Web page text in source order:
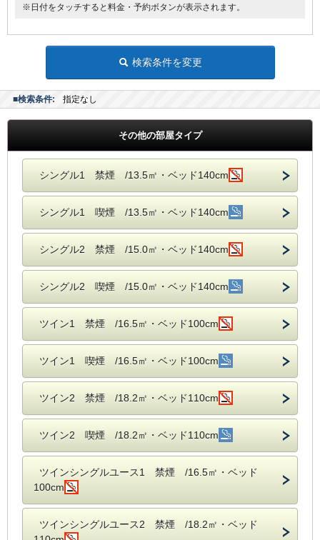
※日付をタッチすると料金・予約ボタンが表示されます。
検索条件を変更
■検索条件: 指定なし
その他の部屋タイプ
シングル1 禁煙 /13.5㎡・ベッド140cm
シングル1 喫煙 /13.5㎡・ベッド140cm
シングル2 禁煙 /15.0㎡・ベッド140cm
シングル2 喫煙 /15.0㎡・ベッド140cm
ツイン1 禁煙 /16.5㎡・ベッド100cm
ツイン1 喫煙 /16.5㎡・ベッド100cm
ツイン2 禁煙 /18.2㎡・ベッド110cm
ツイン2 喫煙 /18.2㎡・ベッド110cm
ツインシングルユース1 禁煙 /16.5㎡・ベッド
100cm
ツインシングルユース2 禁煙 /18.2㎡・ベッド